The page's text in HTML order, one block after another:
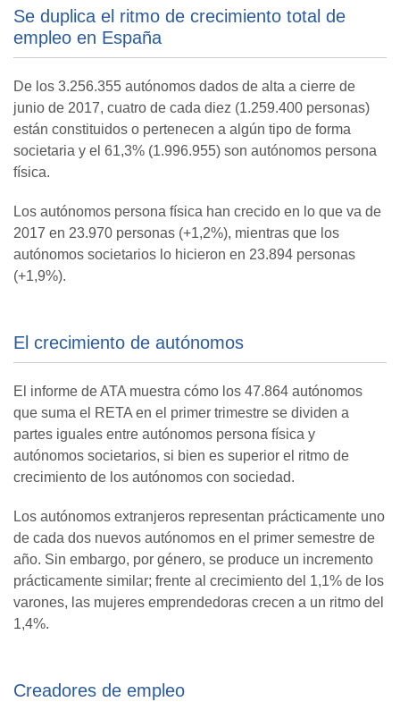
Se duplica el ritmo de crecimiento total de
empleo en España
De los 3.256.355 autónomos dados de alta a cierre de
junio de 2017, cuatro de cada diez (1.259.400 personas)
están constituidos o pertenecen a algún tipo de forma
societaria y el 61,3% (1.996.955) son autónomos persona
física.
Los autónomos persona física han crecido en lo que va de
2017 en 23.970 personas (+1,2%), mientras que los
autónomos societarios lo hicieron en 23.894 personas
(+1,9%).
El crecimiento de autónomos
El informe de ATA muestra cómo los 47.864 autónomos
que suma el RETA en el primer trimestre se dividen a
partes iguales entre autónomos persona física y
autónomos societarios, si bien es superior el ritmo de
crecimiento de los autónomos con sociedad.
Los autónomos extranjeros representan prácticamente uno
de cada dos nuevos autónomos en el primer semestre de
año. Sin embargo, por género, se produce un incremento
prácticamente similar; frente al crecimiento del 1,1% de los
varones, las mujeres emprendedoras crecen a un ritmo del
1,4%.
Creadores de empleo